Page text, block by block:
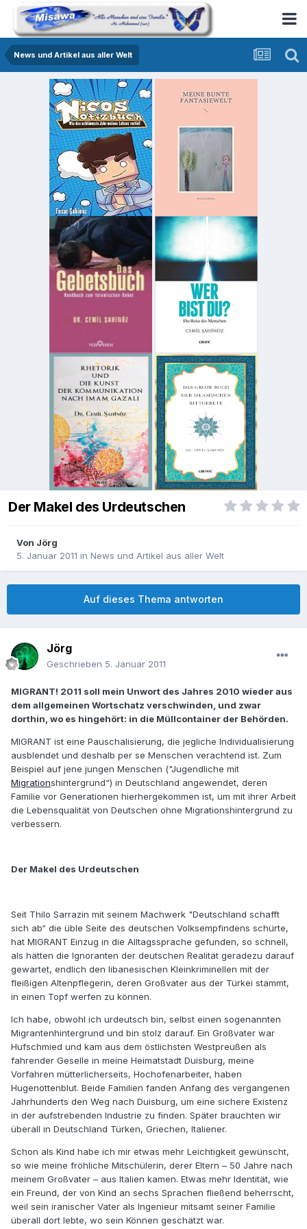
News und Artikel aus aller Welt
Der Makel des Urdeutschen
Von Jörg
5. Januar 2011 in News und Artikel aus aller Welt
Auf dieses Thema antworten
Jörg
Geschrieben 5. Januar 2011
MIGRANT! 2011 soll mein Unwort des Jahres 2010 wieder aus
dem allgemeinen Wortschatz verschwinden, und zwar
dorthin, wo es hingehört: in die Müllcontainer der Behörden.
MIGRANT ist eine Pauschalisierung, die jegliche Individualisierung
ausblendet und deshalb per se Menschen verachtend ist. Zum
Beispiel auf jene jungen Menschen ("Jugendliche mit
Migrationshintergrund“) in Deutschland angewendet, deren
Familie vor Generationen hierhergekommen ist, um mit ihrer Arbeit
die Lebensqualität von Deutschen ohne Migrationshintergrund zu
verbessern.
Der Makel des Urdeutschen
Seit Thilo Sarrazin mit seinem Machwerk "Deutschland schafft
sich ab“ die üble Seite des deutschen Volksempfindens schürte,
hat MIGRANT Einzug in die Alltagssprache gefunden, so schnell,
als hätten die Ignoranten der deutschen Realität geradezu darauf
gewartet, endlich den libanesischen Kleinkriminellen mit der
fleißigen Altenpflegerin, deren Großvater aus der Türkei stammt,
in einen Topf werfen zu können.
Ich habe, obwohl ich urdeutsch bin, selbst einen sogenannten
Migrantenhintergrund und bin stolz darauf. Ein Großvater war
Hufschmied und kam aus dem östlichsten Westpreußen als
fahrender Geselle in meine Heimatstadt Duisburg, meine
Vorfahren mütterlicherseits, Hochofenarbeiter, haben
Hugenottenblut. Beide Familien fanden Anfang des vergangenen
Jahrhunderts den Weg nach Duisburg, um eine sichere Existenz
in der aufstrebenden Industrie zu finden. Später brauchten wir
überall in Deutschland Türken, Griechen, Italiener.
Schon als Kind habe ich mir etwas mehr Leichtigkeit gewünscht,
so wie meine fröhliche Mitschülerin, derer Eltern – 50 Jahre nach
meinem Großvater – aus Italien kamen. Etwas mehr Identität, wie
ein Freund, der von Kind an sechs Sprachen fließend beherrscht,
weil sein iranischer Vater als Ingenieur mitsamt seiner Familie
überall dort lebte, wo sein Können geschätzt war.